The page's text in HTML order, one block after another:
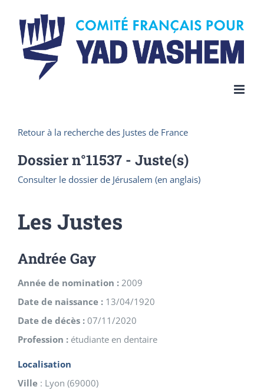
content
Retour à la recherche des Justes de France
Dossier n°11537 - Juste(s)
Consulter le dossier de Jérusalem (en anglais)
Les Justes
Andrée Gay
Année de nomination : 2009
Date de naissance : 13/04/1920
Date de décès : 07/11/2020
Profession : étudiante en dentaire
Localisation
Ville : Lyon (69000)